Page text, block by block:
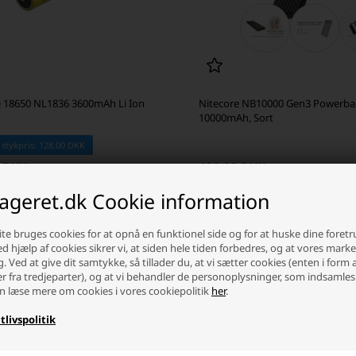
Cookie information
bruges cookies for at opnå en funktionel side og for at huske dine
hjælp af cookies sikrer vi, at siden hele tiden forbedres, og at vores
Ved at give dit samtykke, så tillader du, at vi sætter cookies (enten i form
fra tredjeparter), og at vi behandler de personoplysninger, som
læse mere om cookies i vores cookiepolitik her.
NL1836 3600mAh Li Ion
128,00 DKK
i dag
+
Nitecore NB10000 Gen3
10000mAh, Sort
480,00 DKK
På lager
- +